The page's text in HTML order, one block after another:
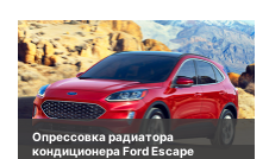
Опрессовка радиатора
кондиционера Ford Escape